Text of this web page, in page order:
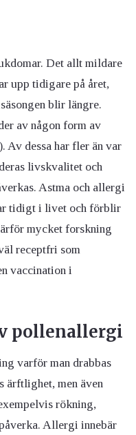
Det allt mildare
upp tidigare på året,
blir längre.
av någon form av
dessa har fler än var
livskvalitet och
Astma och allergi
tidigt i livet och förblir
mycket forskning
receptfri som
vaccination i
pollenallergi
varför man drabbas
ärftlighet, men även
rökning,
Allergi innebär